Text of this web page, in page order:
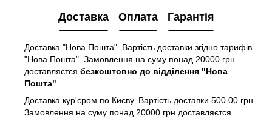
Доставка Оплата Гарантія
Доставка "Нова Пошта". Вартість доставки згідно тарифів
"Нова Пошта". Замовлення на суму понад 20000 грн
доставляєтся безкоштовно до відділення "Нова
Пошта"
Доставка кур'єром по Києву. Вартість доставки 500.00 грн.
Замовлення на суму понад 20000 грн доставляєтся